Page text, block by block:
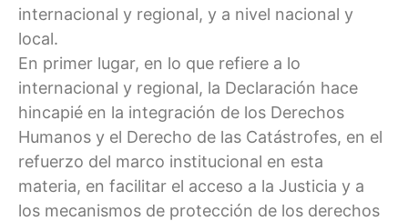
internacional y regional, y a nivel nacional y
local.
En primer lugar, en lo que refiere a lo
internacional y regional, la Declaración hace
hincapié en la integración de los Derechos
Humanos y el Derecho de las Catástrofes, en el
refuerzo del marco institucional en esta
materia, en facilitar el acceso a la Justicia y a
los mecanismos de protección de los derechos